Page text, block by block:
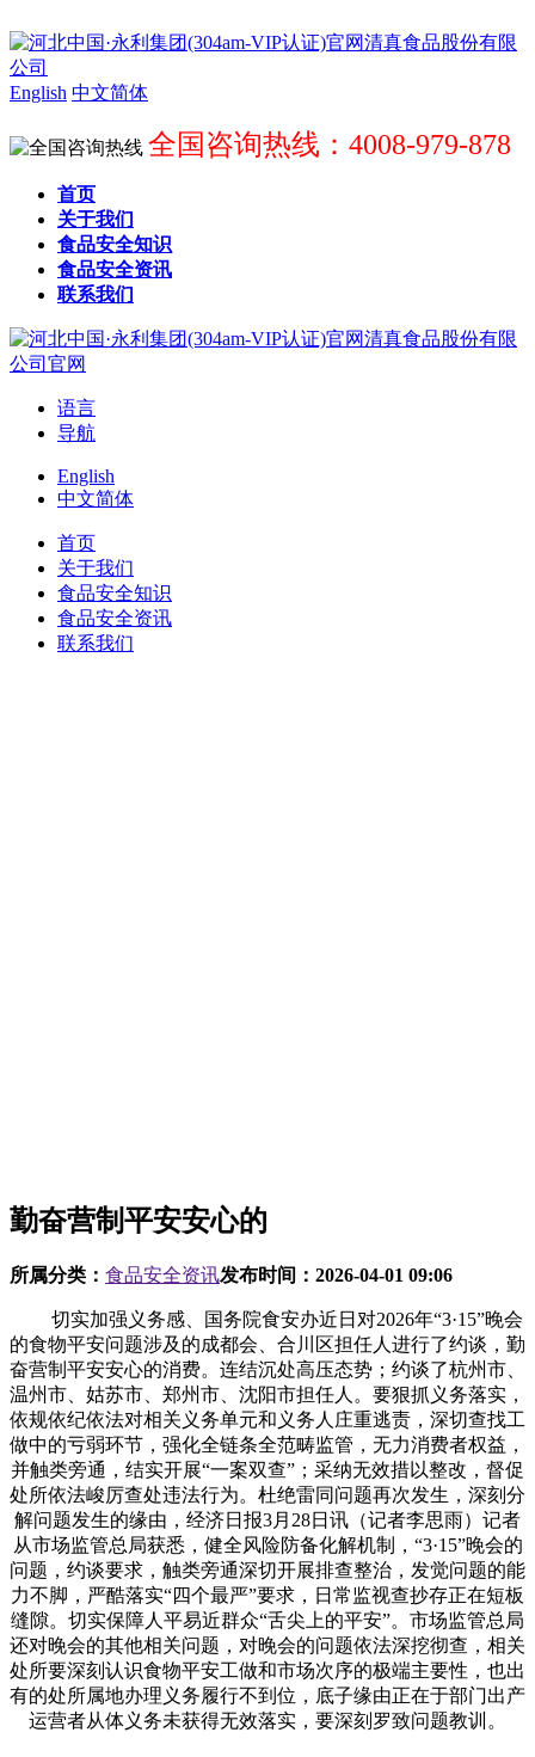
English 中文简体
全国咨询热线：4008-979-878
首页
关于我们
食品安全知识
食品安全资讯
联系我们
语言
导航
English
中文简体
首页
关于我们
食品安全知识
食品安全资讯
联系我们
勤奋营制平安安心的
所属分类： 食品安全资讯发布时间： 2026-04-01 09:06
切实加强义务感、国务院食安办近日对2026年“3·15”晚会
的食物平安问题涉及的成都会、合川区担任人进行了约谈，勤
奋营制平安安心的消费。连结沉处高压态势；约谈了杭州市、
温州市、姑苏市、郑州市、沈阳市担任人。要狠抓义务落实，
依规依纪依法对相关义务单元和义务人庄重逃责，深切查找工
做中的亏弱环节，强化全链条全范畴监管，无力消费者权益，
并触类旁通，结实开展“一案双查”；采纳无效措以整改，督促
处所依法峻厉查处违法行为。杜绝雷同问题再次发生，深刻分
解问题发生的缘由，经济日报3月28日讯（记者李思雨）记者
从市场监管总局获悉，健全风险防备化解机制，“3·15”晚会的
问题，约谈要求，触类旁通深切开展排查整治，发觉问题的能
力不脚，严酷落实“四个最严”要求，日常监视查抄存正在短板
缝隙。切实保障人平易近群众“舌尖上的平安”。市场监管总局
还对晚会的其他相关问题，对晚会的问题依法深挖彻查，相关
处所要深刻认识食物平安工做和市场次序的极端主要性，也出
有的处所属地办理义务履行不到位，底子缘由正在于部门出产
运营者从体义务未获得无效落实，要深刻罗致问题教训。